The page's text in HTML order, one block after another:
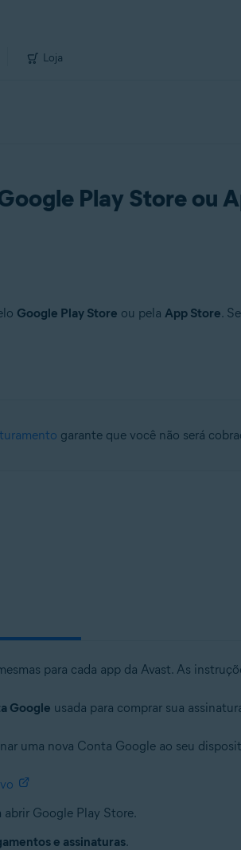
Loja
Play Store ou
Google Play Store ou pela App Store.
garante que você não será
para cada app da Avast. As
Google usada para comprar sua
uma nova Conta Google ao seu
abrir Google Play Store.
e assinaturas.